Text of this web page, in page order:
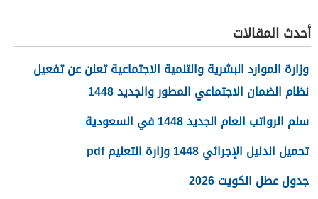
أحدث المقالات
وزارة الموارد البشرية والتنمية الاجتماعية تعلن عن تفعيل
نظام الضمان الاجتماعي المطور والجديد 1448
سلم الرواتب العام الجديد 1448 في السعودية
تحميل الدليل الإجرائي 1448 وزارة التعليم pdf
جدول عطل الكويت 2026